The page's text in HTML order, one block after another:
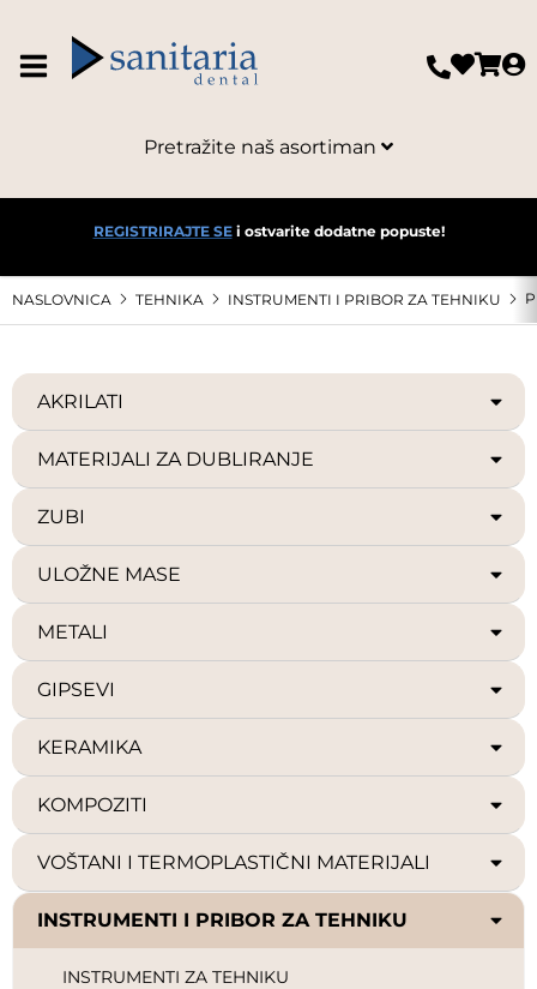
Pretražite naš asortiman
REGISTRIRAJTE SEi ostvarite dodatne popuste!
NASLOVNICA TEHNIKA INSTRUMENTI I PRIBOR ZA TEHNIKU
AKRILATI
MATERIJALI ZA DUBLIRANJE
ZUBI
ULOŽNE MASE
METALI
GIPSEVI
KERAMIKA
KOMPOZITI
VOŠTANI I TERMOPLASTIČNI MATERIJALI
INSTRUMENTI I PRIBOR ZA TEHNIKU
INSTRUMENTI ZA TEHNIKU